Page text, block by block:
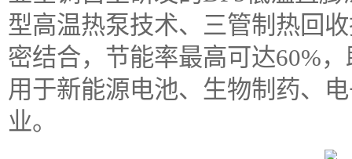
型高温热泵技术、三管制热回
密结合，节能率最高可达60%
用于新能源电池、生物制药、
业。